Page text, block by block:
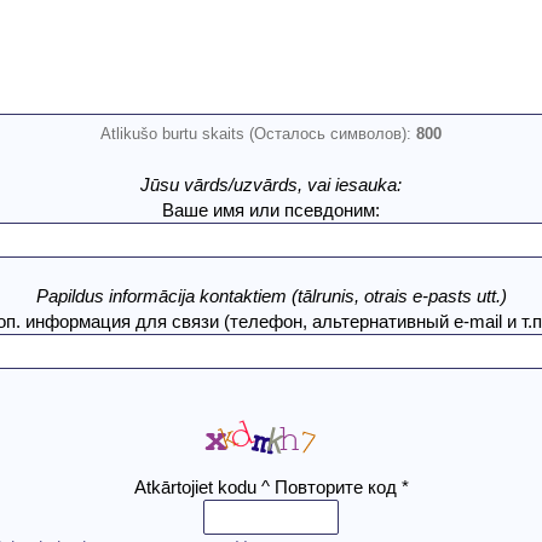
Atlikušo burtu skaits (Осталось символов): 800
Jūsu vārds/uzvārds, vai iesauka:
Ваше имя или псевдоним:
Papildus informācija kontaktiem (tālrunis, otrais e-pasts utt.)
информация для связи (телефон, альтернативный e-mail и
Atkārtojiet kodu ^ Повторите код *